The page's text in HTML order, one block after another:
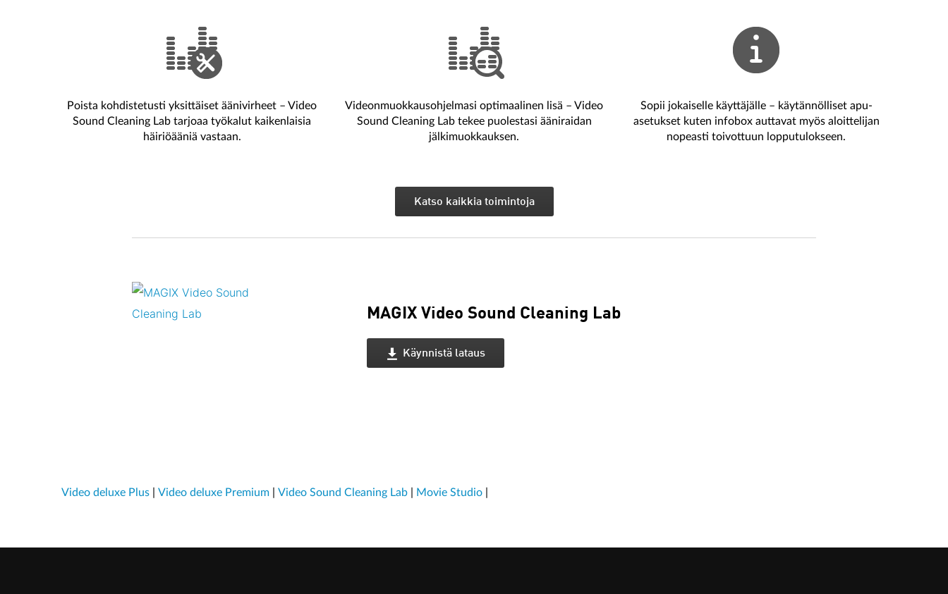
Poista kohdistetusti yksittäiset äänivirheet – Video
Sound Cleaning Lab tarjoaa työkalut kaikenlaisia
häiriöääniä vastaan.
Videonmuokkausohjelmasi optimaalinen lisä – Video
Sound Cleaning Lab tekee puolestasi ääniraidan
jälkimuokkauksen.
Sopii jokaiselle käyttäjälle – käytännölliset apu-
asetukset kuten infobox auttavat myös aloittelijan
nopeasti toivottuun lopputulokseen.
Katso kaikkia toimintoja
MAGIX Video Sound Cleaning Lab
Käynnistä lataus
Video deluxe Plus Video deluxe Premium Video Sound Cleaning Lab Movie Studio